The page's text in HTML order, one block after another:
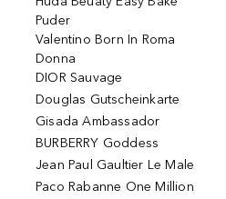
Puder
Valentino Born In Roma
Donna
DIOR Sauvage
Douglas Gutscheinkarte
Gisada Ambassador
BURBERRY Goddess
Jean Paul Gaultier Le Male
Paco Rabanne One Million